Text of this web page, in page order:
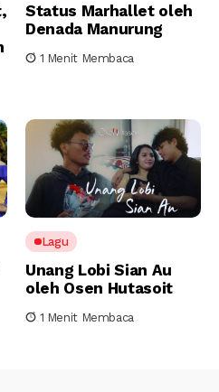
Status Marhallet oleh
Denada Manurung
1 Menit Membaca
Lagu
Unang Lobi Sian Au
oleh Osen Hutasoit
1 Menit Membaca